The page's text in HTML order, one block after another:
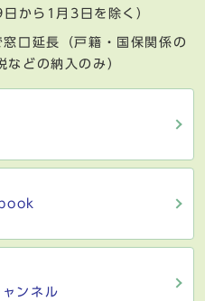
から1月3日を除く）
口延長（戸籍・国保関係の
などの納入のみ）
ンネル